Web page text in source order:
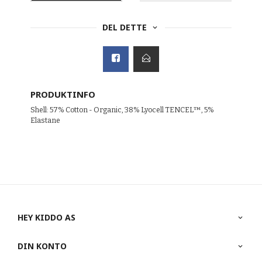
DEL DETTE
PRODUKTINFO
Shell: 57% Cotton - Organic, 38% Lyocell TENCEL™, 5%
Elastane
HEY KIDDO AS
DIN KONTO